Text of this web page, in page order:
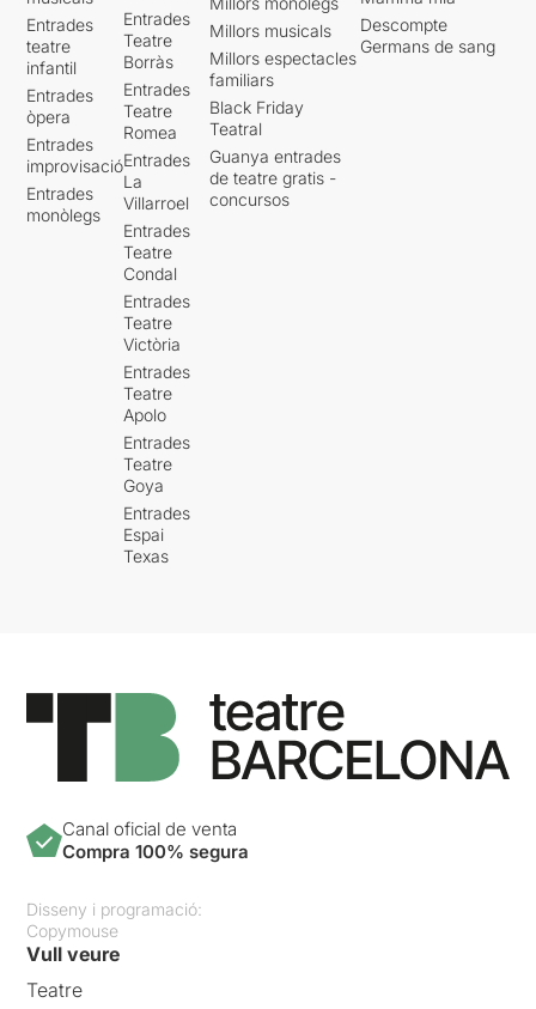
Entrades
teatre
infantil
Entrades
òpera
Entrades
improvisació
Entrades
monòlegs
Entrades
Teatre
Borràs
Entrades
Teatre
Romea
Entrades
La
Villarroel
Entrades
Teatre
Condal
Entrades
Teatre
Victòria
Entrades
Teatre
Apolo
Entrades
Teatre
Goya
Entrades
Espai
Texas
Millors musicals
Millors espectacles
familiars
Black Friday
Teatral
Guanya entrades
de teatre gratis -
concursos
Descompte
Germans de sang
Canal oficial de venta
Compra 100% segura
Disseny i programació:
Copymouse
Vull veure
Teatre